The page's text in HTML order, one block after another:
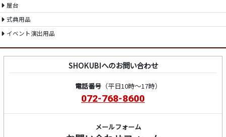
屋台
式典用品
イベント演出用品
SHOKUBIへのお問い合わせ
電話番号（平日10時～17時）
072-768-8600
メールフォーム